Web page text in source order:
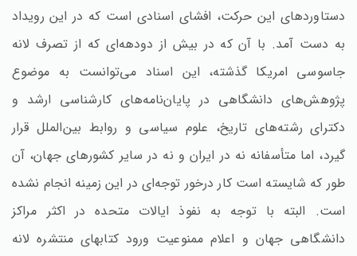
دستاوردهای این حرکت‌، افشای اسنادی است که در این رویداد
به دست آمد. با آن که در بیش از دودهه‌ای که از تصرف لانه
جاسوسی امریکا گذشته‌، این اسناد می‌توانست به موضوع
پژوهش‌های دانشگاهی در پایان‌نامه‌های کارشناسی ارشد و
دکترای رشته‌های تاریخ‌، علوم سیاسی و روابط بین‌الملل قرار
گیرد، اما متأسفانه نه در ایران و نه در سایر کشورهای جهان‌، آن
طور که شایسته است کار درخور توجه‌ای در این زمینه انجام نشده
است‌. البته با توجه به نفوذ ایالات متحده در اکثر مراکز
دانشگاهی جهان و اعلام ممنوعیت ورود کتابهای منتشره لانه